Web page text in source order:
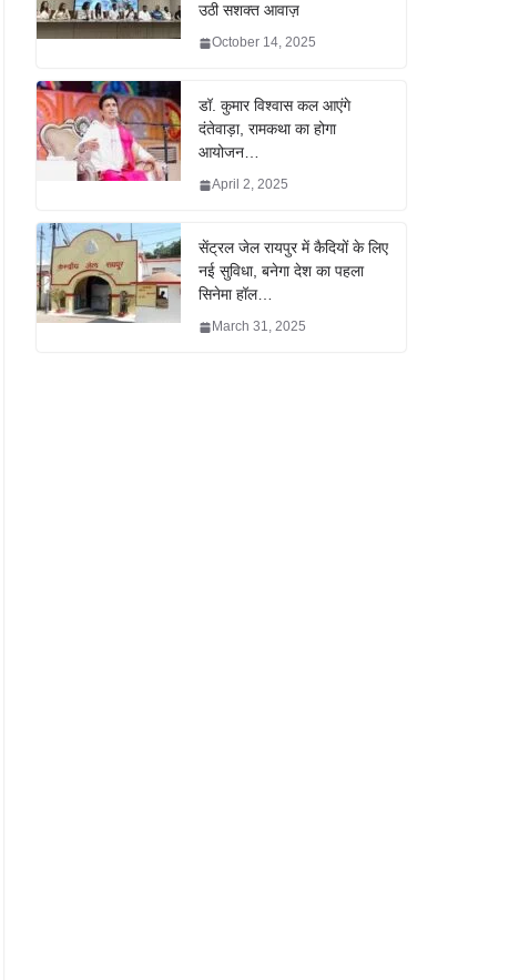
उठी सशक्त आवाज़
October 14, 2025
डॉ. कुमार विश्वास कल आएंगे
दंतेवाड़ा, रामकथा का होगा
आयोजन…
April 2, 2025
सेंट्रल जेल रायपुर में कैदियों के लिए
नई सुविधा, बनेगा देश का पहला
सिनेमा हॉल…
March 31, 2025